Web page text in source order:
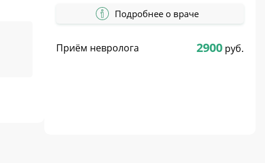
Подробнее о враче
Приём невролога 2900 руб.